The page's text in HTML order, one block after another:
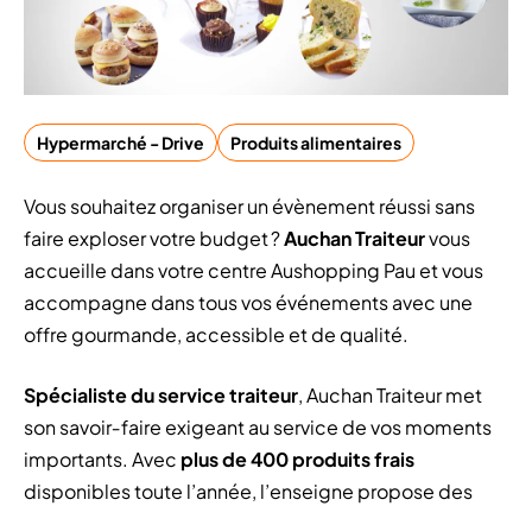
Hypermarché - Drive Produits alimentaires
Vous souhaitez organiser un évènement réussi sans
faire exploser votre budget ?Auchan Traiteurvous
accueille dans votre centre Aushopping Pau et vous
accompagne dans tous vos événements avec une
offre gourmande, accessible et de qualité.
Spécialiste du service traiteur, Auchan Traiteur met
son savoir‑faire exigeant au service de vos moments
importants. Avec plus de 400 produits frais
disponibles toute l’année, l’enseigne propose des